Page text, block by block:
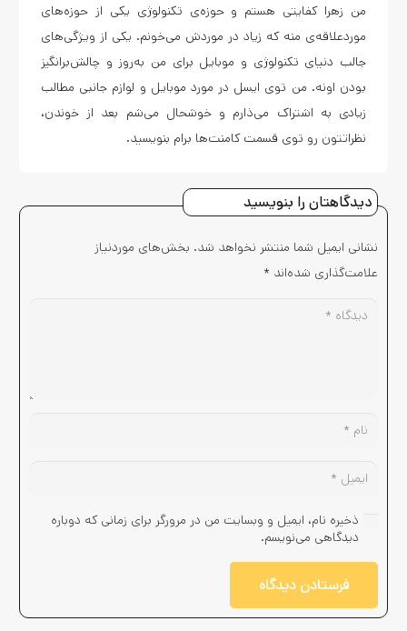
من زهرا کفایتی هستم و حوزه‌ی تکنولوژی یکی از حوزه‌های
موردعلاقه‌ی منه که زیاد در موردش می‌خونم. یکی از ویژگی‌های
جالب دنیای تکنولوژی و موبایل برای من به‌روز و چالش‌برانگیز
بودن اونه. من توی ایسل در مورد موبایل و لوازم جانبی مطالب
زیادی به اشتراک می‌ذارم و خوشحال می‌شم بعد از خوندن،
نظراتتون رو توی قسمت کامنت‌ها برام بنویسید.
دیدگاهتان را بنویسید
نشانی ایمیل شما منتشر نخواهد شد. بخش‌های موردنیاز
علامت‌گذاری شده‌اند *
ذخیره نام، ایمیل و وبسایت من در مرورگر برای زمانی که دوباره
دیدگاهی می‌نویسم.
فرستادن دیدگاه